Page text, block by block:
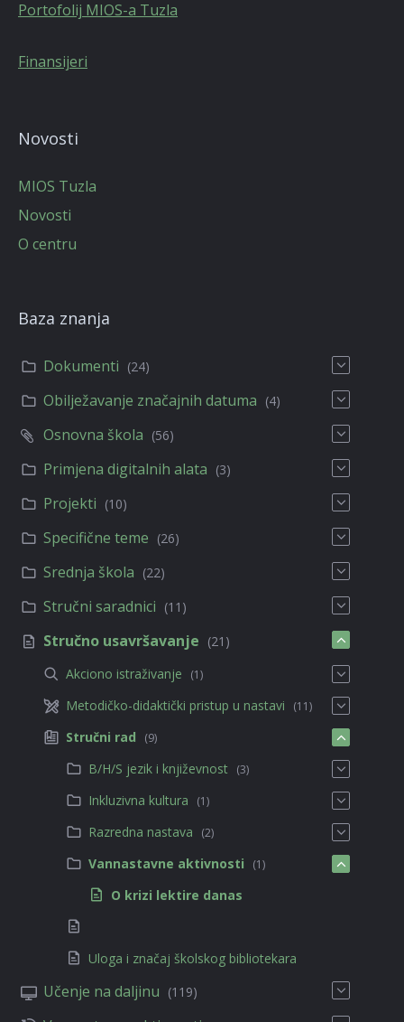
Portofolij MIOS-a Tuzla
Finansijeri
Novosti
MIOS Tuzla
Novosti
O centru
Baza znanja
Dokumenti (24)
Obilježavanje značajnih datuma (4)
Osnovna škola (56)
Primjena digitalnih alata (3)
Projekti (10)
Specifične teme (26)
Srednja škola (22)
Stručni saradnici (11)
Stručno usavršavanje (21)
Akciono istraživanje
(1)
Metodičko-didaktički pristup u nastavi (11)
Stručni rad (9)
B/H/S jezik i književnost (3)
Inkluzivna kultura (1)
Razredna nastava (2)
Vannastavne aktivnosti (1)
O krizi lektire danas
Uloga i značaj školskog bibliotekara
Učenje na daljinu (119)